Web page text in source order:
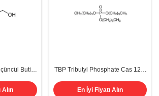
Butil
Alın
TBP Tributyl Phosphate Cas 126-
Solventler Köpük Kesici
En İyi Fiyatı Alın